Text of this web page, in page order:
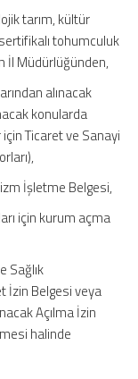
tarım, kültür
tohumculuk
İl Müdürlüğünden,
alınacak
konularda
Ticaret ve Sanayi
İşletme Belgesi,
için kurum açma
Sağlık
İzin Belgesi veya
Açılma İzin
halinde